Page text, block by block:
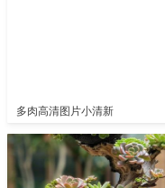
多肉高清图片小清新